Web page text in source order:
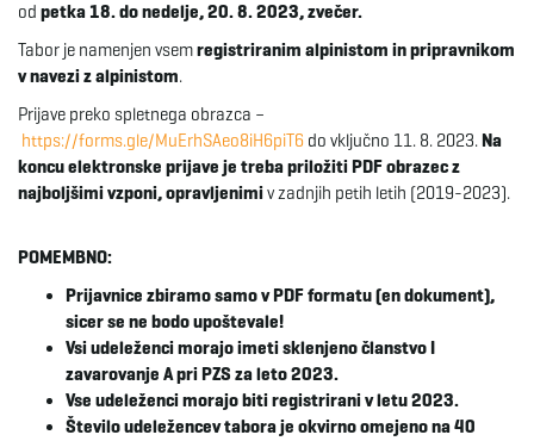
e
n
od petka 18. do nedelje, 20. 8. 2023, zvečer.
Tabor je namenjen vsemregistriranim alpinistom in pripravnikom
v navezi z alpinistom.
Prijave preko spletnega obrazca –
https://forms.gle/MuErhSAeo8iH6piT6 do vključno 11. 8. 2023.Na
koncu elektronske prijave je treba priložiti PDF obrazec z
najboljšimi vzponi, opravljenimiv zadnjih petih letih (2019-2023).
POMEMBNO:
Prijavnice zbiramo samo v PDF formatu (en dokument),
sicer se ne bodo upoštevale!
Vsi udeleženci morajo imeti sklenjeno članstvo I
zavarovanje A pri PZS za leto 2023.
Vse udeleženci morajo biti registrirani v letu 2023.
Število udeležencev tabora je okvirno omejeno na 40